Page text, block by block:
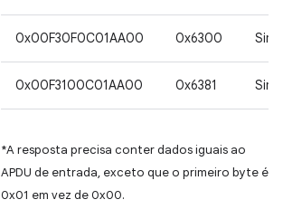
0x00F30F0C01AA00 0x6300 Sim*
0x00F3100C01AA00 0x6381 Sim*
*A resposta precisa conter dados iguais ao
APDU de entrada, exceto que o primeiro byte é
0x01 em vez de 0x00.